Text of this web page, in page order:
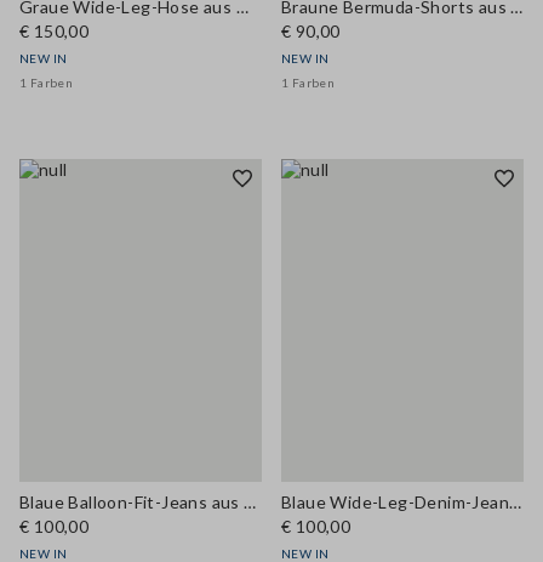
Graue Wide-Leg-Hose aus Woll-Viskose-Mix
€ 150,00
NEW IN
1 Farben
Braune Bermuda-Shorts aus Leinen und Stretch-Viskose, Regular Fit
€ 90,00
NEW IN
1 Farben
Blaue Balloon-Fit-Jeans aus Stretch-Baumwoll-Denim
€ 100,00
NEW IN
Blaue Wide-Leg-Denim-Jeans aus Stretch-Baumwolle
€ 100,00
NEW IN